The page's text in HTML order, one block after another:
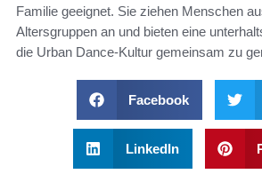
Familie geeignet. Sie ziehen Menschen
Altersgruppen an und bieten eine
die Urban Dance-Kultur gemeinsam zu
Facebook
LinkedIn